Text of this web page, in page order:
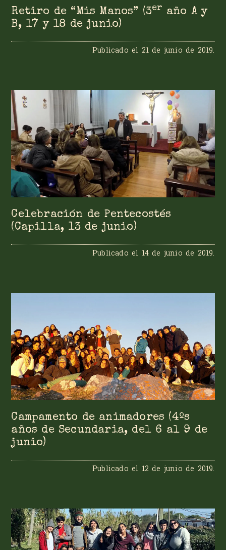
Retiro de “Mis Manos” (3er año A y
B, 17 y 18 de junio)
Publicado el 21 de junio de 2019.
Celebración de Pentecostés
(Capilla, 13 de junio)
Publicado el 14 de junio de 2019.
Campamento de animadores (4ºs
años de Secundaria, del 6 al 9 de
junio)
Publicado el 12 de junio de 2019.